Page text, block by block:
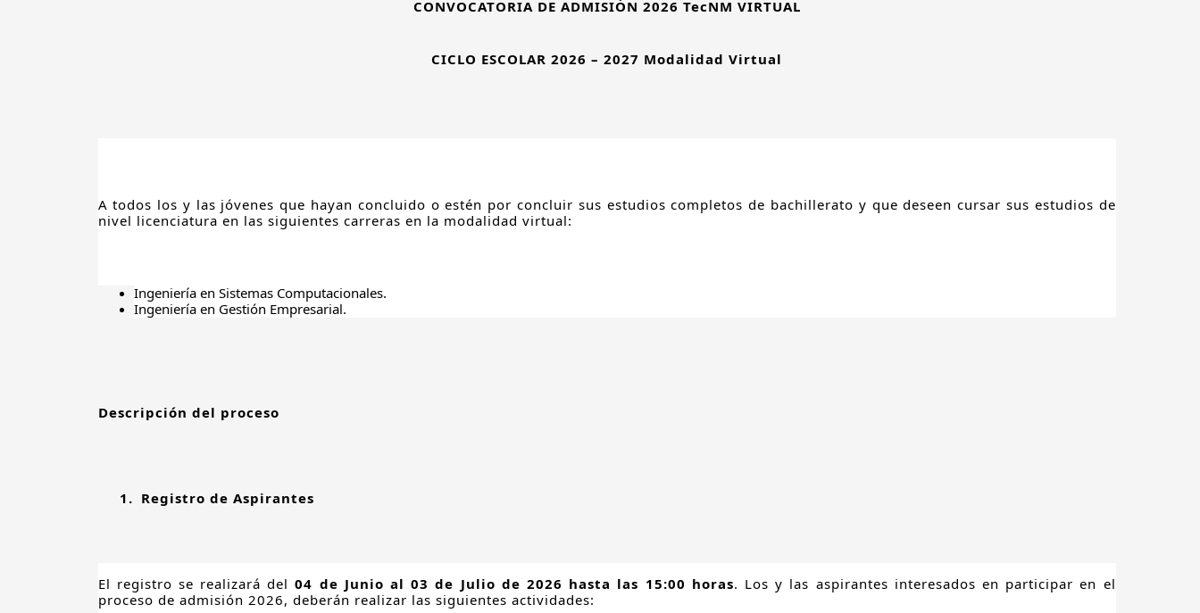
CONVOCATORIA DE ADMISIÓN 2026 TecNM VIRTUAL
CICLO ESCOLAR 2026 – 2027 Modalidad Virtual
A todos los y las jóvenes que hayan concluido o estén por concluir sus estudios completos de bachillerato y que deseen cursar sus estudios de
nivel licenciatura en las siguientes carreras en la modalidad virtual:
Ingeniería en Sistemas Computacionales.
Ingeniería en Gestión Empresarial.
Descripción del proceso
1. Registro de Aspirantes
El registro se realizará del04 de Junio al 03 de Julio de 2026 hasta las 15:00 horas. Los y las aspirantes interesados en participar en el
proceso de admisión 2026, deberán realizar las siguientes actividades: